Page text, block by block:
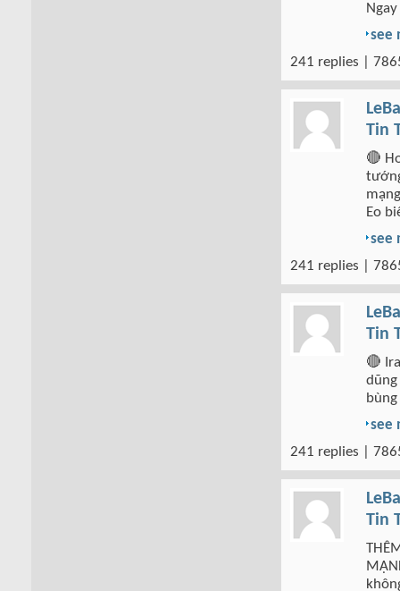
see
241 replies |
Tin
🔴
Eo
see
241 replies |
Tin
🔴
see
241 replies |
Tin